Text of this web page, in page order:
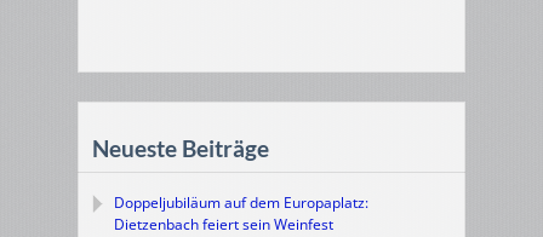
Neueste Beiträge
Doppeljubiläum auf dem Europaplatz:
Dietzenbach feiert sein Weinfest